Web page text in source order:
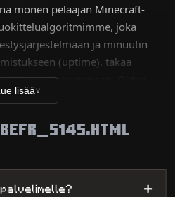
monen pelaajan Minecraft-
joka
ja minuutin
(uptime), takaa
kokemuksen. Olitpa
tai hupia hakeva uusi
monimutkaisiin
lisää∨
+